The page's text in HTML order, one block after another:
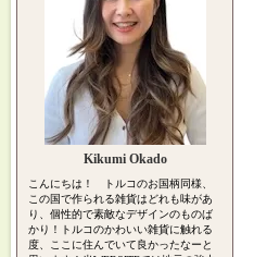
Kikumi Okado
こんにちは！ トルコのお国柄同様、
この国で作られる雑貨はどれも味があ
り、個性的で素敵なデザインのものば
かり！トルコのかわいい雑貨に触れる
度、ここに住んでいて良かったなーと